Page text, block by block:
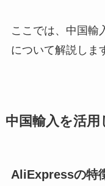
ここでは、中国輸
について解説しま
中国輸入を活
AliExpressの特